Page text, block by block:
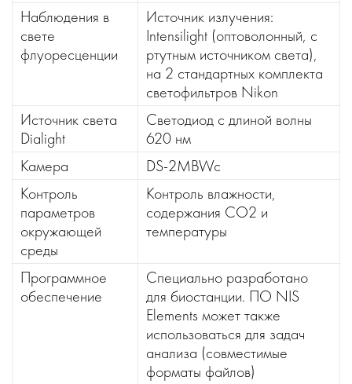
Наблюдения в
свете
флуоресценции
Источник излучения:
Intensilight (оптоволонный, с
ртутным источником света),
на 2 стандартных комплекта
светофильтров Nikon
Источник света
Dialight
Светодиод с длиной волны
620 нм
Камера
DS-2MBWc
Контроль
параметров
окружающей
среды
Контроль влажности,
содержания СО2 и
температуры
Программное
обеспечение
Специально разработано
для биостанции. ПО NIS
Elements может также
использоваться для задач
анализа (совместимые
форматы файлов)